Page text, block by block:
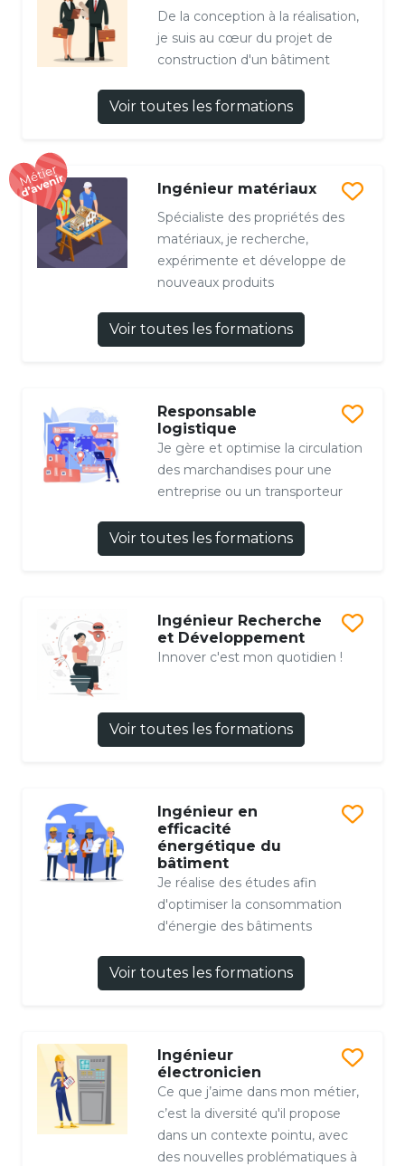
De la conception à la réalisation,
je suis au cœur du projet de
construction d'un bâtiment
Voir toutes les formations
Ingénieur matériaux
Spécialiste des propriétés des
matériaux, je recherche,
expérimente et développe de
nouveaux produits
Voir toutes les formations
Responsable
logistique
Je gère et optimise la circulation
des marchandises pour une
entreprise ou un transporteur
Voir toutes les formations
Ingénieur Recherche
et Développement
Innover c'est mon quotidien !
Voir toutes les formations
Ingénieur en
efficacité
énergétique du
bâtiment
Je réalise des études afin
d'optimiser la consommation
d'énergie des bâtiments
Voir toutes les formations
Ingénieur
électronicien
Ce que j’aime dans mon métier,
c’est la diversité qu'il propose
dans un contexte pointu, avec
des nouvelles problématiques à